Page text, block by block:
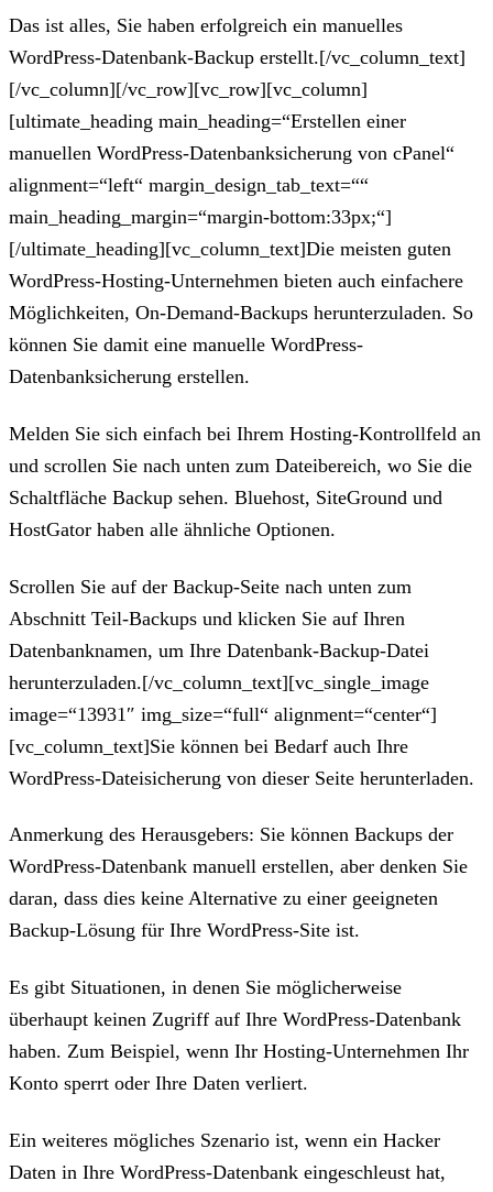
Das ist alles, Sie haben erfolgreich ein manuelles
WordPress-Datenbank-Backup erstellt.[/vc_column_text]
[/vc_column][/vc_row][vc_row][vc_column]
[ultimate_heading main_heading=“Erstellen einer
manuellen WordPress-Datenbanksicherung von cPanel“
alignment=“left“ margin_design_tab_text=““
main_heading_margin=“margin-bottom:33px;“]
[/ultimate_heading][vc_column_text]Die meisten guten
WordPress-Hosting-Unternehmen bieten auch einfachere
Möglichkeiten, On-Demand-Backups herunterzuladen. So
können Sie damit eine manuelle WordPress-
Datenbanksicherung erstellen.
Melden Sie sich einfach bei Ihrem Hosting-Kontrollfeld an
und scrollen Sie nach unten zum Dateibereich, wo Sie die
Schaltfläche Backup sehen. Bluehost, SiteGround und
HostGator haben alle ähnliche Optionen.
Scrollen Sie auf der Backup-Seite nach unten zum
Abschnitt Teil-Backups und klicken Sie auf Ihren
Datenbanknamen, um Ihre Datenbank-Backup-Datei
herunterzuladen.[/vc_column_text][vc_single_image
image=“13931″ img_size=“full“ alignment=“center“]
[vc_column_text]Sie können bei Bedarf auch Ihre
WordPress-Dateisicherung von dieser Seite herunterladen.
Anmerkung des Herausgebers: Sie können Backups der
WordPress-Datenbank manuell erstellen, aber denken Sie
daran, dass dies keine Alternative zu einer geeigneten
Backup-Lösung für Ihre WordPress-Site ist.
Es gibt Situationen, in denen Sie möglicherweise
überhaupt keinen Zugriff auf Ihre WordPress-Datenbank
haben. Zum Beispiel, wenn Ihr Hosting-Unternehmen Ihr
Konto sperrt oder Ihre Daten verliert.
Ein weiteres mögliches Szenario ist, wenn ein Hacker
Daten in Ihre WordPress-Datenbank eingeschleust hat,